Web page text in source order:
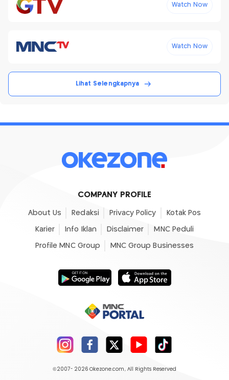
Watch Now
Watch Now
Lihat Selengkapnya
COMPANY PROFILE
About Us Redaksi Privacy Policy Kotak Pos
Karier Info Iklan Disclaimer MNC Peduli
Profile MNC Group MNC Group Businesses
©2007- 2026 Okezone.com , All Rights Reserved